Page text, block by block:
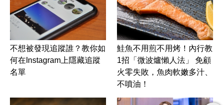
不想被發現追蹤誰？教你如
何在Instagram上隱藏追蹤
名單
鮭魚不用煎不用烤！內行教
1招「微波爐懶人法」 免顧
火零失敗，魚肉軟嫩多汁、
不噴油！